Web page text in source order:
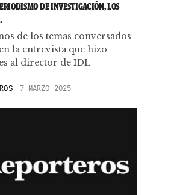
DE INVESTIGACIÓN, LOS
de los temas conversados
la entrevista que hizo
al director de IDL-
7 MARZO 2025